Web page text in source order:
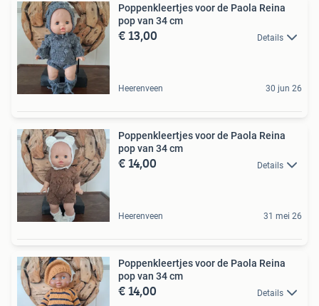
Poppenkleertjes voor de Paola Reina
pop van 34 cm
€ 13,00 Details
Heerenveen 30 jun 26
Poppenkleertjes voor de Paola Reina
pop van 34 cm
€ 14,00 Details
Heerenveen 31 mei 26
Poppenkleertjes voor de Paola Reina
pop van 34 cm
€ 14,00 Details